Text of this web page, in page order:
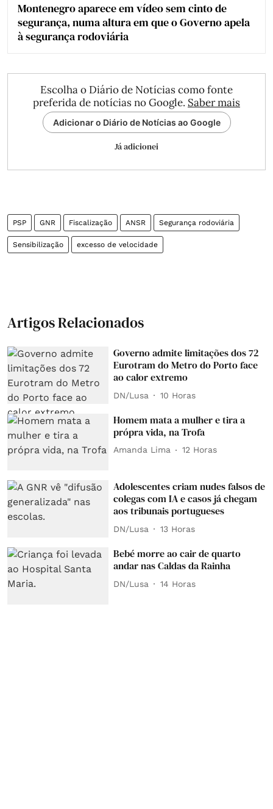
Montenegro aparece em vídeo sem cinto de
segurança, numa altura em que o Governo apela
à segurança rodoviária
Escolha o Diário de Notícias como fonte
preferida de notícias no Google. Saber mais
Adicionar o Diário de Notícias ao Google
Já adicionei
PSP GNR Fiscalização ANSR Segurança rodoviária
Sensibilização excesso de velocidade
Artigos Relacionados
Governo admite limitações dos 72
Eurotram do Metro do Porto face
ao calor extremo
DN/Lusa 10 Horas
Homem mata a mulher e tira a
própra vida, na Trofa
Amanda Lima 12 Horas
Adolescentes criam nudes falsos de
colegas com IA e casos já chegam
aos tribunais portugueses
DN/Lusa 13 Horas
Bebé morre ao cair de quarto
andar nas Caldas da Rainha
DN/Lusa 14 Horas